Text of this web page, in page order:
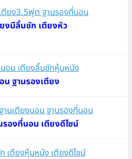
งมีลิ้นชัก เตียงหัว
น ฐานรองเตียง
องที่นอน เตียงดีไซน์